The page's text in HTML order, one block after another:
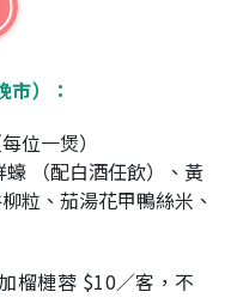
）：
位一煲）
（配白酒任飲）、黃
粒、茄湯花甲鴨絲米、
榴槤蓉 $10／客，不